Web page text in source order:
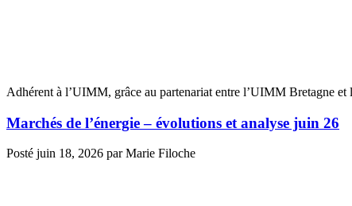
Adhérent à l’UIMM, grâce au partenariat entre l’UIMM Bretagne
Marchés de l’énergie – évolutions et analyse juin 26
Posté juin 18, 2026 par Marie Filoche